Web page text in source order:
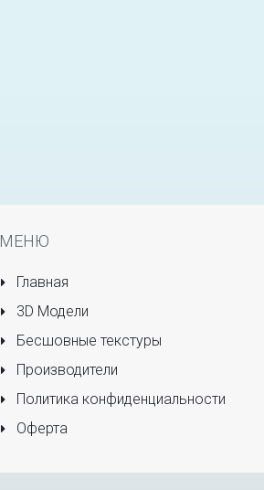
МЕНЮ
Главная
3D Модели
Бесшовные текстуры
Производители
Политика конфиденциальности
Оферта